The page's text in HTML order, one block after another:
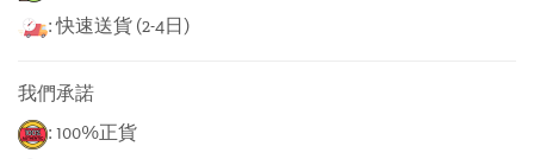
: 快速送貨 (2-4日)
我們承諾
: 100%正貨